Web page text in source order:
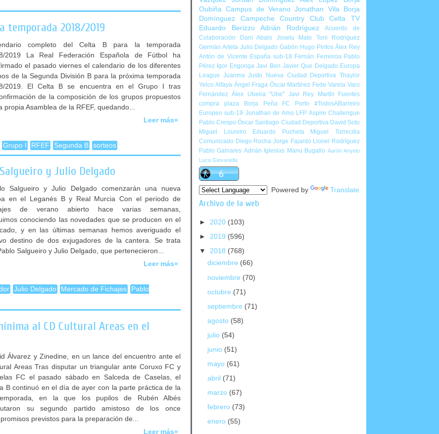
temporada 2018/2019
completo del Celta B para la temporada
2019 La Real Federación Española de Fútbol ha
el pasado viernes el calendario de los diferentes
de la Segunda División B para la próxima temporada
2019. El Celta B se encuentra en el Grupo I tras
de la composición de los grupos propuestos
propia Asamblea de la RFEF, quedando...
Leer más»
Grupo I RFEF Segunda B sorteos
y Julio Delgado
Salgueiro y Julio Delgado comenzarán una nueva
en el Leganés B y Real Murcia Con el periodo de
de verano abierto hace varias semanas,
conociendo las novedades que se producen en el
y en las últimas semanas hemos averiguado el
destino de dos exjugadores de la cantera. Se trata
Salgueiro y Julio Delgado, que pertenecieron...
Leer más»
Julio Delgado Mercado de Fichajes
Pablo
al CD Cultural Areas en el
Álvarez y Zinedine, en un lance del encuentro ante el
Areas Tras disputar un triangular ante Coruxo FC y
FC el pasado sábado en Salceda de Caselas, el
B continuó en el día de ayer con la parte práctica de la
en la que los pupilos de Rubén Albés
su segundo partido amistoso de los once
previstos para la preparación de...
Leer más»
Oubiña Campus de Verano Jonathan Vila
Borja
Domínguez
Campeche Country Club
Celta TV
Eduardo Berizzo
Adrián Rodríguez
Acuerdo de
Colaboración
Dani Abalo Joselu Mato
Toni Rodríguez
Germán Arteta Julio Delgado Gabón Hugo Pintos Álex Rey
Antón de Vicente España sub-18 Fernán Ferreiroa Pablo
Pérez Igor Engonga Javi Ben Javier Que Delgado Europa
League Juanma Justo Nueva Ciudad Deportiva Thaylor
Yelco Alfaya Ángel Fraga Óscar Martínez Fede Varela Varo
Fernández Álex Ubeira "Ube" Javi Rey
Martín Fuentes
compra plaza
Borja Peña FC Porto
#TodosABarreiro
Europeo sub-19 Jonathan de Amo LFP Aspire Challengue
Pablo Crespo Óscar Santiago Ciudad Deportiva David Soto
Miguel Loureiro
Eduardo Pucheta
Miguel Torrecilla
Comunicado Diego Rocha Jorge Fajardo Lionel Rodríguez
Pablo Galnares Adrián Iglesias Manu Bugallo Aarón Anyelo
Luca Giovanella
Powered by Translate
Archivo de la web
► 2020 (103)
► 2019 (596)
▼ 2018 (768)
diciembre (66)
noviembre (70)
octubre (71)
septiembre (71)
agosto (58)
julio (54)
junio (51)
mayo (61)
abril (71)
marzo (67)
febrero (73)
enero (55)